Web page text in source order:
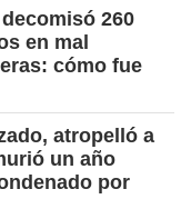
260
en mal
cómo fue
atropelló a
un año
por